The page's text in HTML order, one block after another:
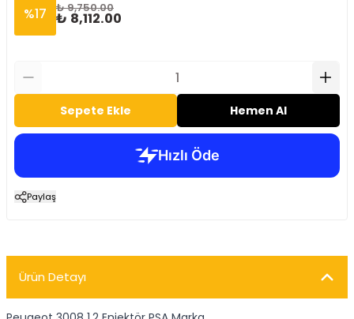
%17 ₺ 9,750.00
₺ 8,112.00
Sepete Ekle Hemen Al
Paylaş
Ürün Detayı